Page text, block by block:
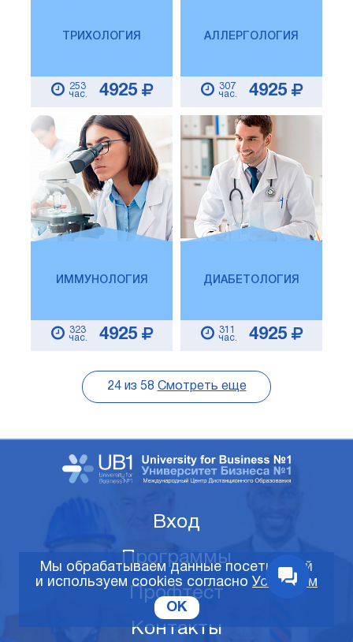
ТРИХОЛОГИЯ
253
час.
4925
АЛЛЕРГОЛОГИЯ
307
час.
4925
ИММУНОЛОГИЯ
323
час.
4925
ДИАБЕТОЛОГИЯ
311
час.
4925
24из 58 Смотреть еще
Вход
Программы
Профтест
Контакты
Мы обрабатываем данные посетителей
и используем cookies согласно Условиям
OK